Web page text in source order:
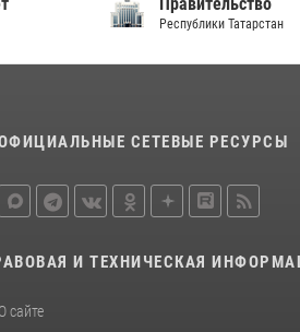
Республики Татарстан
СЕТЕВЫЕ РЕСУРСЫ
И ТЕХНИЧЕСКАЯ
О сайте